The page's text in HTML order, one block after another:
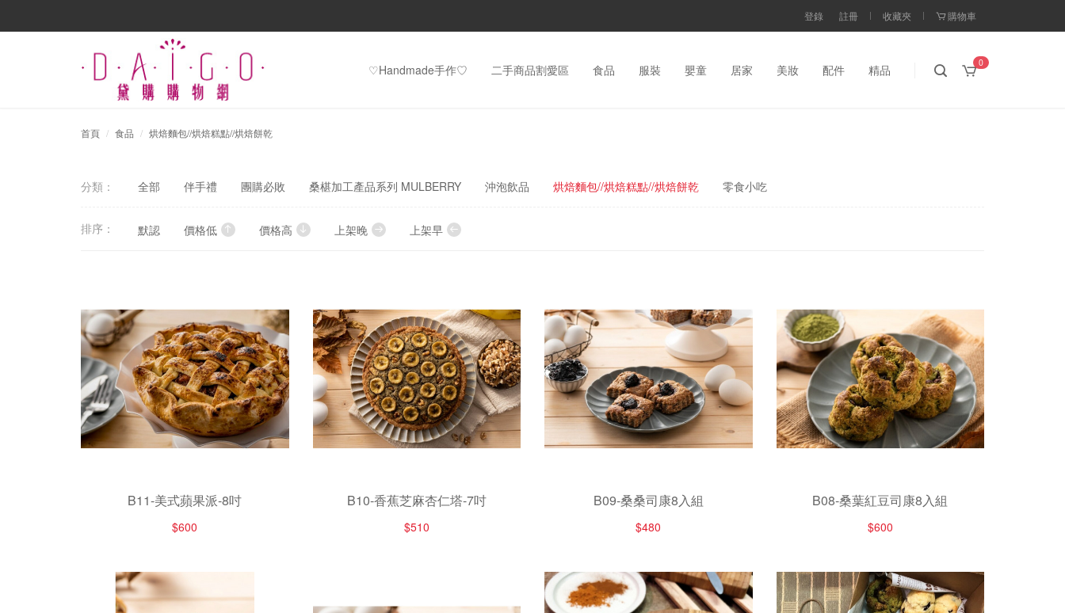
登錄 註冊 收藏夾 購物車
0
♡Handmade手作♡ 二手商品割愛區 食品 服裝 嬰童 居家 美妝 配件 精品
首頁 食品 烘焙麵包//烘焙糕點//烘焙餅乾
分類： 全部 伴手禮 團購必敗 桑椹加工產品系列 MULBERRY 沖泡飲品 烘焙麵包//烘焙糕點//烘焙餅乾 零食小吃
排序： 默認 價格低 價格高 上架晚 上架早
B11-美式蘋果派-8吋
$600
B10-香蕉芝麻杏仁塔-7吋
$510
B09-桑桑司康8入組
$480
B08-桑葉紅豆司康8入組
$600